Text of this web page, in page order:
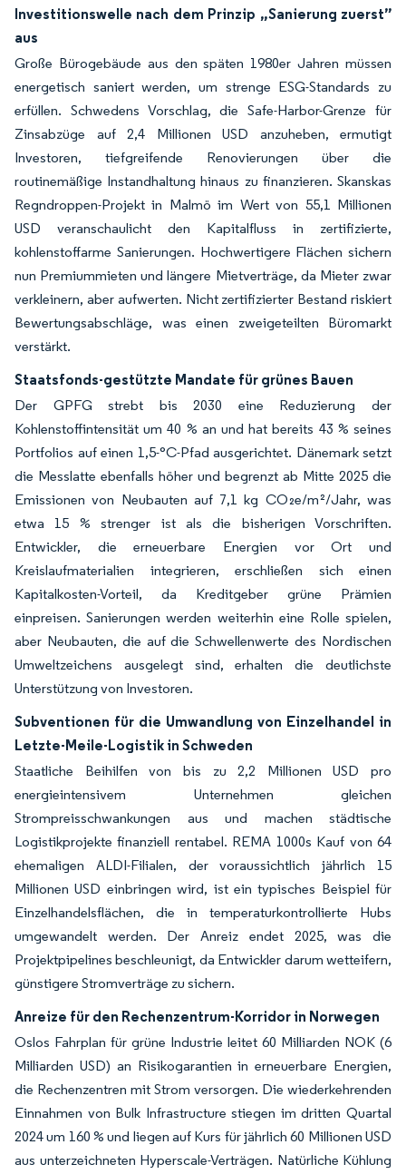
Investitionswelle nach dem Prinzip „Sanierung zuerst”
aus
Große Bürogebäude aus den späten 1980er Jahren müssen
energetisch saniert werden, um strenge ESG-Standards zu
erfüllen. Schwedens Vorschlag, die Safe-Harbor-Grenze für
Zinsabzüge auf 2,4 Millionen USD anzuheben, ermutigt
Investoren, tiefgreifende Renovierungen über die
routinemäßige Instandhaltung hinaus zu finanzieren. Skanskas
Regndroppen-Projekt in Malmö im Wert von 55,1 Millionen
USD veranschaulicht den Kapitalfluss in zertifizierte,
kohlenstoffarme Sanierungen. Hochwertigere Flächen sichern
nun Premiummieten und längere Mietverträge, da Mieter zwar
verkleinern, aber aufwerten. Nicht zertifizierter Bestand riskiert
Bewertungsabschläge, was einen zweigeteilten Büromarkt
verstärkt.
Staatsfonds-gestützte Mandate für grünes Bauen
Der GPFG strebt bis 2030 eine Reduzierung der
Kohlenstoffintensität um 40 % an und hat bereits 43 % seines
Portfolios auf einen 1,5-°C-Pfad ausgerichtet. Dänemark setzt
die Messlatte ebenfalls höher und begrenzt ab Mitte 2025 die
Emissionen von Neubauten auf 7,1 kg CO₂e/m²/Jahr, was
etwa 15 % strenger ist als die bisherigen Vorschriften.
Entwickler, die erneuerbare Energien vor Ort und
Kreislaufmaterialien integrieren, erschließen sich einen
Kapitalkosten-Vorteil, da Kreditgeber grüne Prämien
einpreisen. Sanierungen werden weiterhin eine Rolle spielen,
aber Neubauten, die auf die Schwellenwerte des Nordischen
Umweltzeichens ausgelegt sind, erhalten die deutlichste
Unterstützung von Investoren.
Subventionen für die Umwandlung von Einzelhandel in
Letzte-Meile-Logistik in Schweden
Staatliche Beihilfen von bis zu 2,2 Millionen USD pro
energieintensivem Unternehmen gleichen
Strompreisschwankungen aus und machen städtische
Logistikprojekte finanziell rentabel. REMA 1000s Kauf von 64
ehemaligen ALDI-Filialen, der voraussichtlich jährlich 15
Millionen USD einbringen wird, ist ein typisches Beispiel für
Einzelhandelsflächen, die in temperaturkontrollierte Hubs
umgewandelt werden. Der Anreiz endet 2025, was die
Projektpipelines beschleunigt, da Entwickler darum wetteifern,
günstigere Stromverträge zu sichern.
Anreize für den Rechenzentrum-Korridor in Norwegen
Oslos Fahrplan für grüne Industrie leitet 60 Milliarden NOK (6
Milliarden USD) an Risikogarantien in erneuerbare Energien,
die Rechenzentren mit Strom versorgen. Die wiederkehrenden
Einnahmen von Bulk Infrastructure stiegen im dritten Quartal
2024 um 160 % und liegen auf Kurs für jährlich 60 Millionen USD
aus unterzeichneten Hyperscale-Verträgen. Natürliche Kühlung